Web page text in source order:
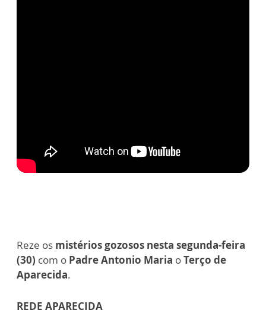
Reze os mistérios gozosos nesta segunda-feira
(30) com o Padre Antonio Maria oTerço de
Aparecida.
REDE APARECIDA